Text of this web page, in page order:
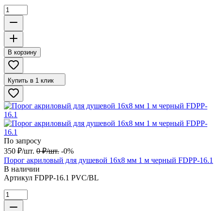
В корзину
Купить в 1 клик
По запросу
350 ₽/шт. 0 ₽/шт. -0%
Порог акриловый для душевой 16х8 мм 1 м черный FDPP-16.1
В наличии
Артикул FDPP-16.1 PVC/BL